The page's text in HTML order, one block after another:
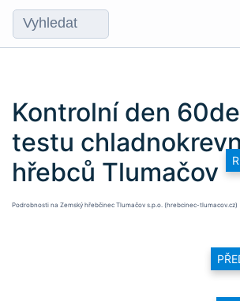
Kontrolní den
testu
hřebců Tlumačov
Podrobnosti na Zemský hřebčinec Tlumačov s.p.o. (hrebcinec-tlumacov.cz)